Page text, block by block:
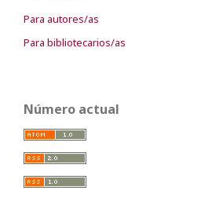
Para autores/as
Para bibliotecarios/as
Número actual